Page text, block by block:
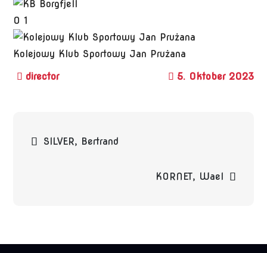
0 1
Kolejowy Klub Sportowy Jan Prużana
5. Oktober 2023
Beitragsnavigation
SILVER, Bertrand
KORNET, Wael